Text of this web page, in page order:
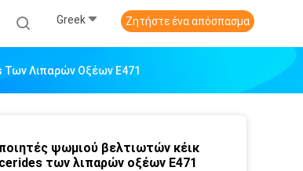
Greek Ζητήστε ένα απόσπασμα
Των Λιπαρών Οξέων E471
ψωμιού βελτιωτών κέικ
των λιπαρών οξέων E471